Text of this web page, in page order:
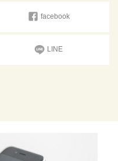
facebook
LINE